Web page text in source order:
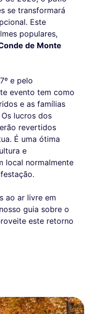
se transformará
Este
populares,
de Monte
e pelo
evento tem como
e as famílias
lucros dos
revertidos
É uma ótima
e
local normalmente
ao ar livre em
guia sobre o
este retorno